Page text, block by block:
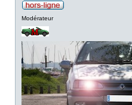
Modérateur